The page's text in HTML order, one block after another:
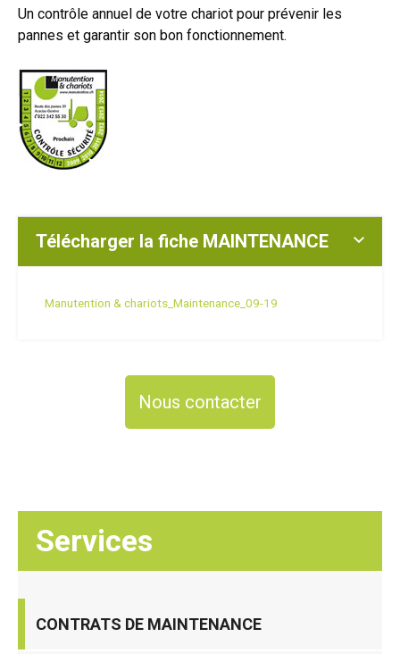
Un contrôle annuel de votre chariot pour prévenir les
pannes et garantir son bon fonctionnement.
Télécharger la fiche MAINTENANCE
Manutention & chariots_Maintenance_09-19
Nous contacter
Services
CONTRATS DE MAINTENANCE